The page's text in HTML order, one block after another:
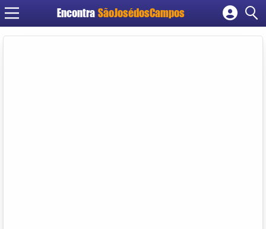
Encontra SãoJosédosCampos
Cadastrar empresa